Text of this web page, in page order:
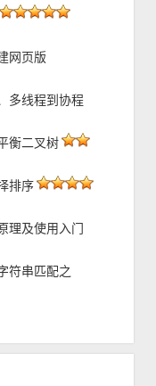
网页版
多线程到协程
衡二叉树
排序
理及使用入门
符串匹配之